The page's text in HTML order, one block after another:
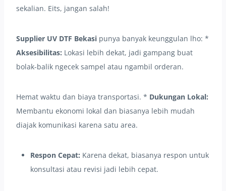
sekalian. Eits, jangan salah!
Supplier UV DTF Bekasi punya banyak keunggulan lho: *
Aksesibilitas: Lokasi lebih dekat, jadi gampang buat
bolak-balik ngecek sampel atau ngambil orderan.
Hemat waktu dan biaya transportasi. * Dukungan Lokal:
Membantu ekonomi lokal dan biasanya lebih mudah
diajak komunikasi karena satu area.
Respon Cepat: Karena dekat, biasanya respon untuk
konsultasi atau revisi jadi lebih cepat.